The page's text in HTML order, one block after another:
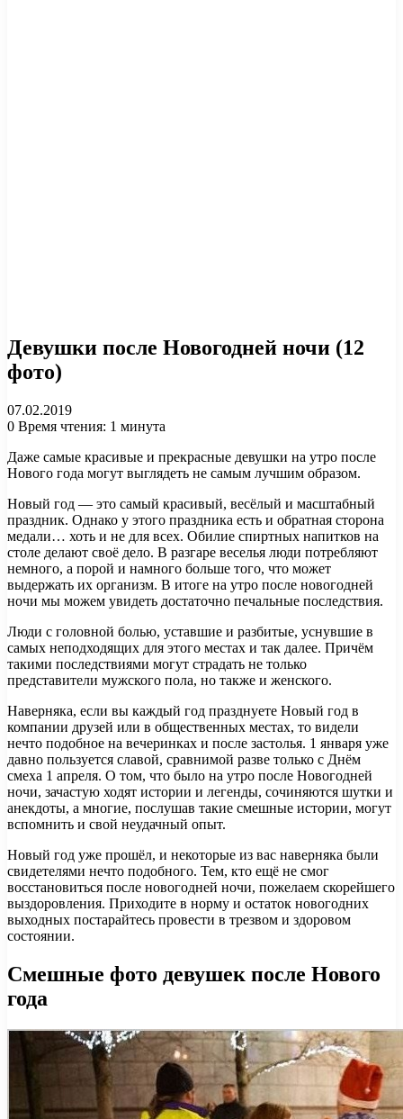
Девушки после Новогодней ночи (12
фото)
07.02.2019
0 Время чтения: 1 минута
Даже самые красивые и прекрасные девушки на утро после
Нового года могут выглядеть не самым лучшим образом.
Новый год — это самый красивый, весёлый и масштабный
праздник. Однако у этого праздника есть и обратная сторона
медали… хоть и не для всех. Обилие спиртных напитков на
столе делают своё дело. В разгаре веселья люди потребляют
немного, а порой и намного больше того, что может
выдержать их организм. В итоге на утро после новогодней
ночи мы можем увидеть достаточно печальные последствия.
Люди с головной болью, уставшие и разбитые, уснувшие в
самых неподходящих для этого местах и так далее. Причём
такими последствиями могут страдать не только
представители мужского пола, но также и женского.
Наверняка, если вы каждый год празднуете Новый год в
компании друзей или в общественных местах, то видели
нечто подобное на вечеринках и после застолья. 1 января уже
давно пользуется славой, сравнимой разве только с Днём
смеха 1 апреля. О том, что было на утро после Новогодней
ночи, зачастую ходят истории и легенды, сочиняются шутки и
анекдоты, а многие, послушав такие смешные истории, могут
вспомнить и свой неудачный опыт.
Новый год уже прошёл, и некоторые из вас наверняка были
свидетелями нечто подобного. Тем, кто ещё не смог
восстановиться после новогодней ночи, пожелаем скорейшего
выздоровления. Приходите в норму и остаток новогодних
выходных постарайтесь провести в трезвом и здоровом
состоянии.
Смешные фото девушек после Нового
года